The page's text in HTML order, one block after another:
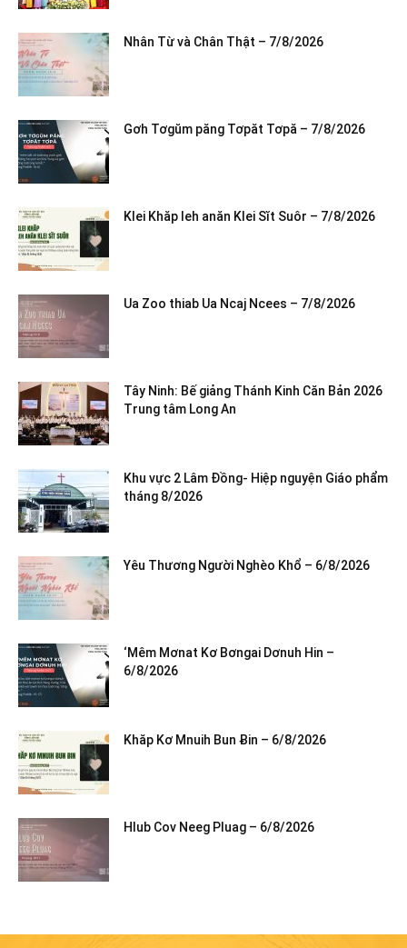
Nhân Từ và Chân Thật – 7/8/2026
Gơh Tơgŭm păng Tơpăt Tơpă – 7/8/2026
Klei Khăp leh anăn Klei Sĭt Suôr – 7/8/2026
Ua Zoo thiab Ua Ncaj Ncees – 7/8/2026
Tây Ninh: Bế giảng Thánh Kinh Căn Bản 2026
Trung tâm Long An
Khu vực 2 Lâm Đồng- Hiệp nguyện Giáo phẩm
tháng 8/2026
Yêu Thương Người Nghèo Khổ – 6/8/2026
‘Mêm Mơnat Kơ Bơngai Dơnuh Hin –
6/8/2026
Khăp Kơ Mnuih Bun Ƀin – 6/8/2026
Hlub Cov Neeg Pluag – 6/8/2026